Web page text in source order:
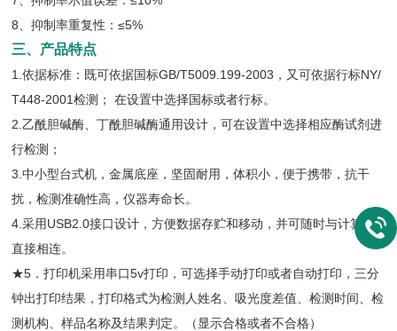
8、抑制率重复性：≤5%
三、产品特点
1.依据标准：既可依据国标GB/T5009.199-2003，又可依据行标NY/
T448-2001检测； 在设置中选择国标或者行标。
2.乙酰胆碱酶、丁酰胆碱酶通用设计，可在设置中选择相应酶试剂进
行检测；
3.中小型台式机，金属底座，坚固耐用，体积小，便于携带，抗干
扰，检测准确性高，仪器寿命长。
4.采用USB2.0接口设计，方便数据存贮和移动，并可随时与计算机
直接相连。
★5．打印机采用串口5v打印，可选择手动打印或者自动打印，三分
钟出打印结果，打印格式为检测人姓名、吸光度差值、检测时间、检
测机构、样品名称及结果判定。（显示合格或者不合格）